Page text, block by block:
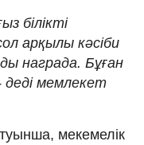
білікті
арқылы кәсіби
награда. Бұған
деді мемлекет
мекемелік